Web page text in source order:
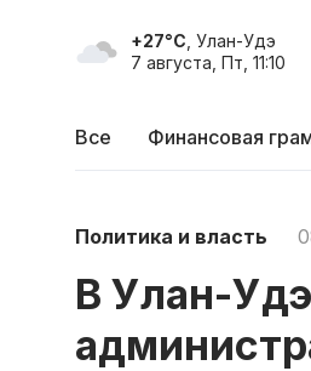
+27°C , Улан-Удэ
7 августа, Пт, 11:10
Все Финансовая
Политика и власть
В Улан-